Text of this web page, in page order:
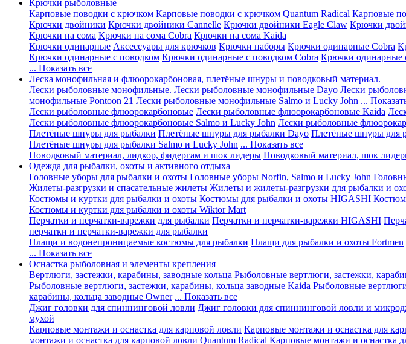
Крючки рыболовные
Карповые поводки с крючком Карповые поводки с крючком Quantum Radical Карповые
Крючки двойники Крючки двойники Cannelle Крючки двойники Eagle Claw Крючки
Крючки на сома Крючки на сома Cobra Крючки на сома Kaida
Крючки одинарные Аксессуары для крючков Крючки наборы Крючки одинарные Cobra
Крючки одинарные с поводком Крючки одинарные с поводком Cobra Крючки одинарные
... Показать все
Леска монофильная и флюорокарбоновая, плетёные шнуры и поводковый материал.
Лески рыболовные монофильные. Лески рыболовные монофильные Dayo Лески
монофильные Pontoon 21 Лески рыболовные монофильные Salmo и Lucky John ...
Лески рыболовные флюорокарбоновые Лески рыболовные флюорокарбоновые Kaida
Лески рыболовные флюорокарбоновые Salmo и Lucky John Лески рыболовные
Плетёные шнуры для рыбалки Плетёные шнуры для рыбалки Dayo Плетёные шнуры для
Плетёные шнуры для рыбалки Salmo и Lucky John ... Показать все
Поводковый материал, лидкор, фидергам и шок лидеры Поводковый материал, шок
Одежда для рыбалки, охоты и активного отдыха
Головные уборы для рыбалки и охоты Головные уборы Norfin, Salmo и Lucky John
Жилеты-разгрузки и спасательные жилеты Жилеты и жилеты-разгрузки для рыбалки и
Костюмы и куртки для рыбалки и охоты Костюмы для рыбалки и охоты HIGASHI
Костюмы и куртки для рыбалки и охоты Wiktor Mart
Перчатки и перчатки-варежки для рыбалки Перчатки и перчатки-варежки HIGASHI
перчатки и перчатки-варежки для рыбалки
Плащи и водонепроницаемые костюмы для рыбалки Плащи для рыбалки и охоты Fortmen
... Показать все
Оснастка рыболовная и элементы крепления
Вертлюги, застежки, карабины, заводные кольца Рыболовные вертлюги, застежки,
Рыболовные вертлюги, застежки, карабины, кольца заводные Kaida Рыболовные
карабины, кольца заводные Owner ... Показать все
Джиг головки для спиннинговой ловли Джиг головки для спиннинговой ловли и
мухой
Карповые монтажи и оснастка для карповой ловли Карповые монтажи и оснастка для
монтажи и оснастка для карповой ловли Quantum Radical Карповые монтажи и оснастка